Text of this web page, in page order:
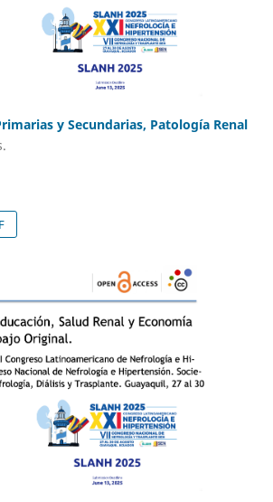
y Secundarias, Patología Renal